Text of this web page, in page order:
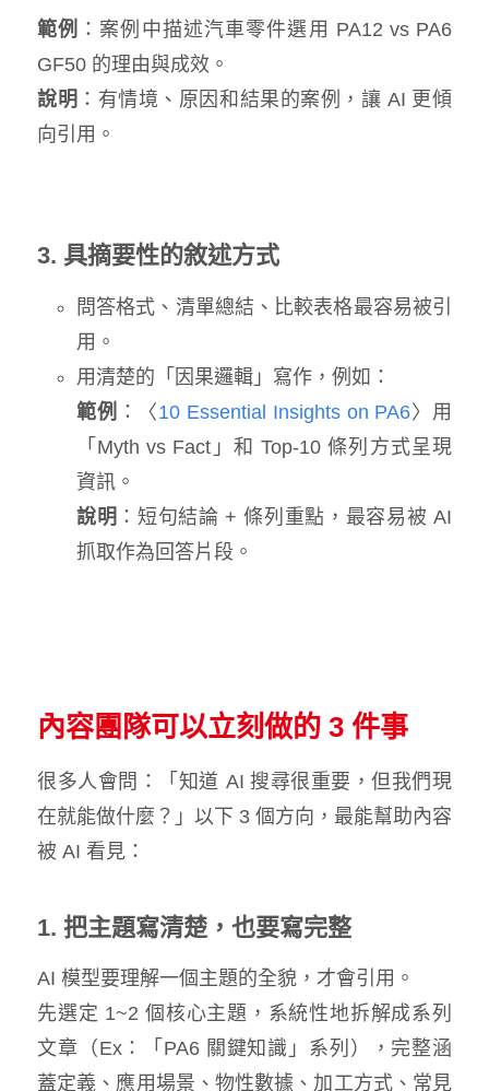
範例 ：案例中描述汽車零件選用 PA12 vs PA6
GF50 的理由與成效。
說明 ：有情境、原因和結果的案例，讓 AI 更傾
向引用。
3. 具摘要性的敘述方式
問答格式、清單總結、比較表格最容易被引
用。
用清楚的「因果邏輯」寫作，例如：
範例 ：〈 10 Essential Insights on PA6〉用
「Myth vs Fact」和 Top‑10 條列方式呈現
資訊。
說明 ：短句結論 + 條列重點，最容易被 AI
抓取作為回答片段。
內容團隊可以立刻做的 3 件事
很多人會問：「知道 AI 搜尋很重要，但我們現
在就能做什麼？」以下 3 個方向，最能幫助內容
被 AI 看見：
1. 把主題寫清楚，也要寫完整
AI 模型要理解一個主題的全貌，才會引用。
先選定 1~2 個核心主題，系統性地拆解成系列
文章（Ex：「PA6 關鍵知識」系列），完整涵
蓋定義、應用場景、物性數據、加工方式、常見